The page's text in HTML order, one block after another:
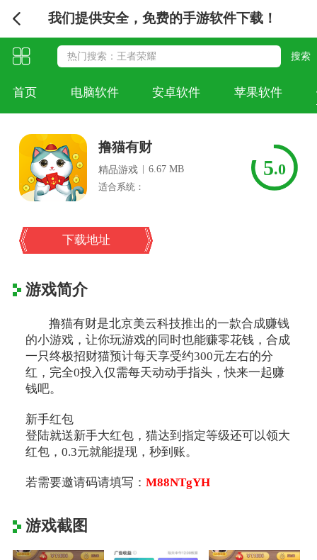
我们提供安全，免费的手游软件下载！
首页 电脑软件 安卓软件 苹果软件
撸猫有财
精品游戏 |6.67 MB
适合系统：
5.0
下载地址
游戏简介
撸猫有财是北京美云科技推出的一款合成赚钱
的小游戏，让你玩游戏的同时也能赚零花钱，合成
一只终极招财猫预计每天享受约300元左右的分
红，完全0投入仅需每天动动手指头，快来一起赚
钱吧。
新手红包
登陆就送新手大红包，猫达到指定等级还可以领大
红包，0.3元就能提现，秒到账。
若需要邀请码请填写： M88NTgYH
游戏截图